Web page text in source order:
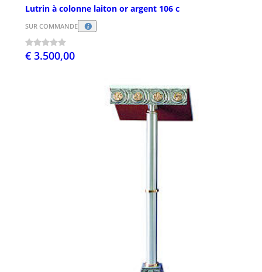
Lutrin à colonne laiton or argent 106 c
SUR COMMANDE
€ 3.500,00